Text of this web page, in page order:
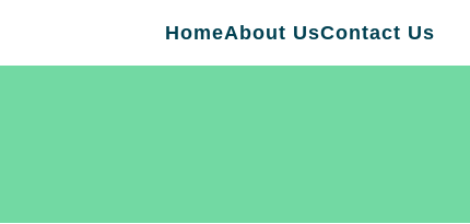
HomeAbout UsContact Us